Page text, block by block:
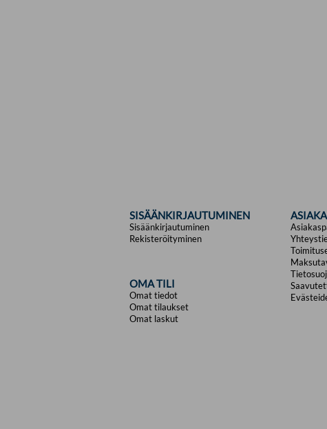
SISÄÄNKIRJAUTUMINEN
Sisäänkirjautuminen
Rekisteröityminen
OMA TILI
Omat tiedot
Omat tilaukset
Omat laskut